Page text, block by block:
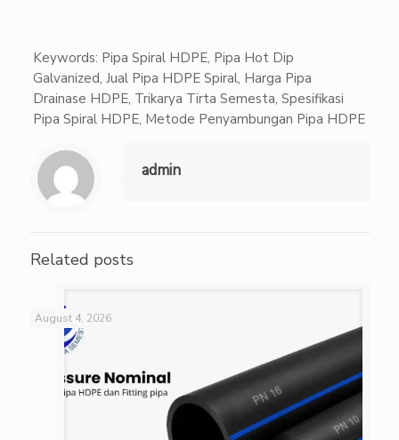
Keywords: Pipa Spiral HDPE, Pipa Hot Dip
Galvanized, Jual Pipa HDPE Spiral, Harga Pipa
Drainase HDPE, Trikarya Tirta Semesta, Spesifikasi
Pipa Spiral HDPE, Metode Penyambungan Pipa HDPE
admin
Related posts
August 4, 2026